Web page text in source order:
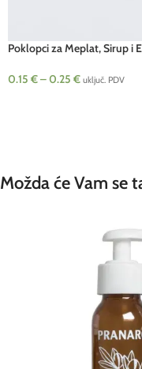
Poklopci za Meplat, Sirup i
0.15 €–0.25 € uključ. PDV
Možda će Vam se